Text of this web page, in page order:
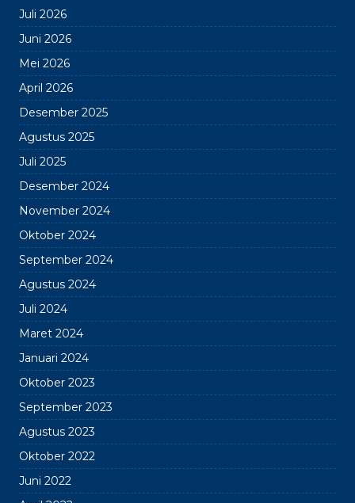
Juli 2026
Juni 2026
Mei 2026
April 2026
Desember 2025
Agustus 2025
Juli 2025
Desember 2024
November 2024
Oktober 2024
September 2024
Agustus 2024
Juli 2024
Maret 2024
Januari 2024
Oktober 2023
September 2023
Agustus 2023
Oktober 2022
Juni 2022